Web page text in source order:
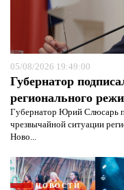
05/08/2026 19:49:00
Губернатор
регионального
Губернатор Юрий Слюсарь
чрезвычайной ситуации
Ново...
НОВОСТИ
Я согласен с
защиты
Я согласен с
защиты